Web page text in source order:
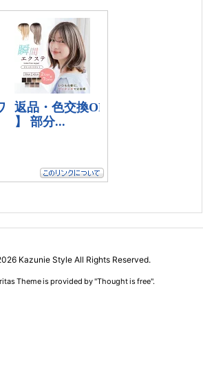
Kazunie Style All Rights Reserved.
Theme is provided by "Thought is free".